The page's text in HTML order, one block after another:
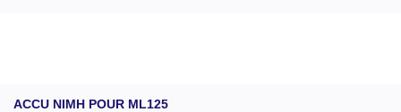
ACCU NIMH POUR ML125